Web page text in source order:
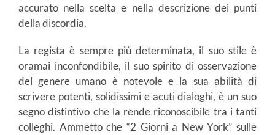
accurato nella scelta e nella descrizione dei punti
della discordia.
La regista è sempre più determinata, il suo stile è
oramai inconfondibile, il suo spirito di osservazione
del genere umano è notevole e la sua abilità di
scrivere potenti, solidissimi e acuti dialoghi, è un suo
segno distintivo che la rende riconoscibile tra i tanti
colleghi. Ammetto che “2 Giorni a New York” sulle